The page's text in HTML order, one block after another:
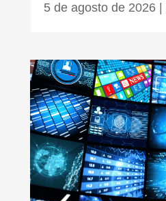
5 de agosto de 2026|